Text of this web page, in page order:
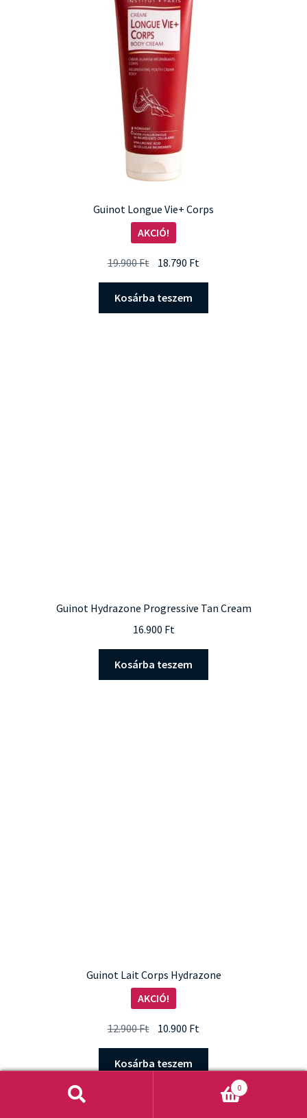
Guinot Longue Vie+ Corps
AKCIÓ!
19.900Ft Original
price
was:
19.900 Ft.
18.790 Ft
price
18.790 Ft.
Kosárba teszem
Guinot Hydrazone Progressive Tan Cream
16.900 Ft
Kosárba teszem
Guinot Lait Corps Hydrazone
AKCIÓ!
12.900Ft Original
price
was:
10.900 Ft
price
10.900 Ft.
Kosárba teszem
0